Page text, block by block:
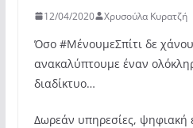
12/04/2020 Χρυσούλα Κυρατζή
Όσο #ΜένουμεΣπίτι δε
ανακαλύπτουμε έναν
διαδίκτυο…
Δωρεάν υπηρεσίες, ψηφιακή